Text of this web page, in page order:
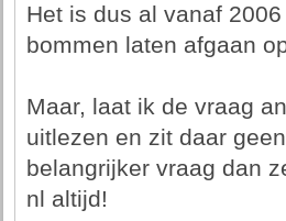
Het is dus al vanaf
bommen laten afgaan
Maar, laat ik de vraag
uitlezen en zit daar
belangrijker vraag dan
nl altijd!